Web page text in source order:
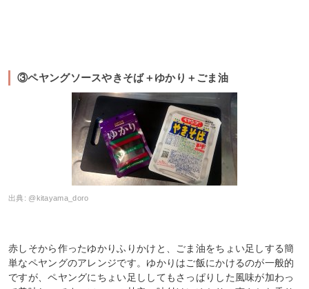
③ペヤングソースやきそば＋ゆかり＋ごま油
出典: @kitayama_doro
赤しそから作ったゆかりふりかけと、ごま油をちょい足しする簡
単なペヤングのアレンジです。ゆかりはご飯にかけるのが一般的
ですが、ペヤングにちょい足ししてもさっぱりした風味が加わっ